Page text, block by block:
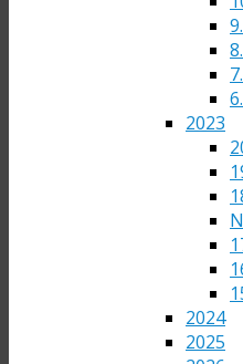
2023
2024
2025